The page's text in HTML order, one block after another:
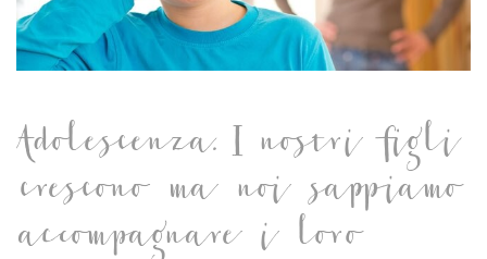
Adolescenza. I nostri figli
crescono ma noi sappiamo
accompagnare i loro